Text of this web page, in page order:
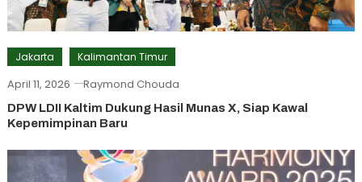
Jakarta Kalimantan Timur
April 11, 2026 Raymond Chouda
DPW LDII Kaltim Dukung Hasil Munas X, Siap Kawal
Kepemimpinan Baru